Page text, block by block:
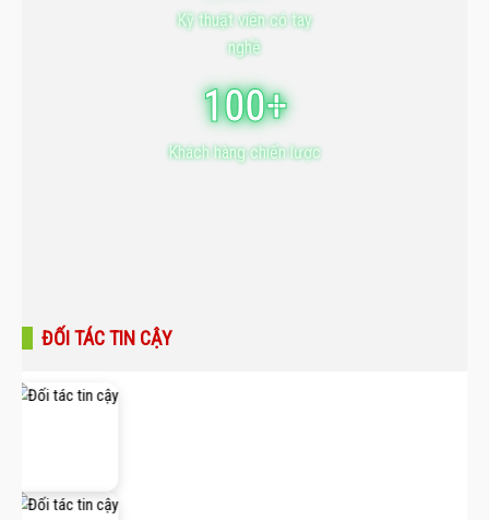
Kỹ thuật viên có tay
nghề
100+
Khách hàng chiến lược
ĐỐI TÁC TIN CẬY